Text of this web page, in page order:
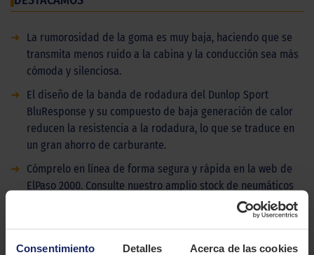
Consentimiento Detalles Acerca de las cookies
➜
La rumorosidad de la goma es muy baja, haciendo que se
transmita menos ruido a la cabina y la conducción sea más
cómoda y silenciosa.
➜
El diseño de la banda de rodadura del Dunlop Sport
BluResponse y su compuesto de baja generación de calor
reducen la resistencia a la rodadura, lo que se traduce en
un gran ahorro de carburante.
➜
Cómprelo en línea de forma segura y rápida en la web de
ElPaso 2000. Consulte nuestro amplio stock de neumáticos
DUNLOP SPORT BLURESPONSE